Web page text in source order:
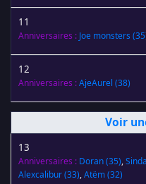
11
Anniversaires : Joe monsters
12
Anniversaires :AjeAurel (38)
13
Anniversaires : Doran(35),
Alexcalibur(33),Atëm(32)